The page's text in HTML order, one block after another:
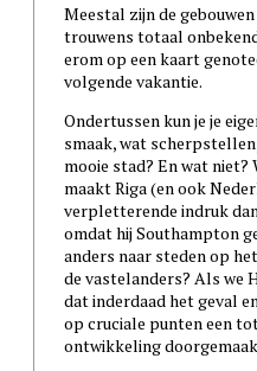
Meestal zijn de
trouwens totaal
erom op een kaart
volgende vakantie.
Ondertussen kun je je
smaak, wat
mooie stad? En wat niet?
maakt Riga (en ook
verpletterende indruk
omdat hij Southampton
anders naar steden op
de vastelanders? Als we
dat inderdaad het geval
op cruciale punten een
ontwikkeling